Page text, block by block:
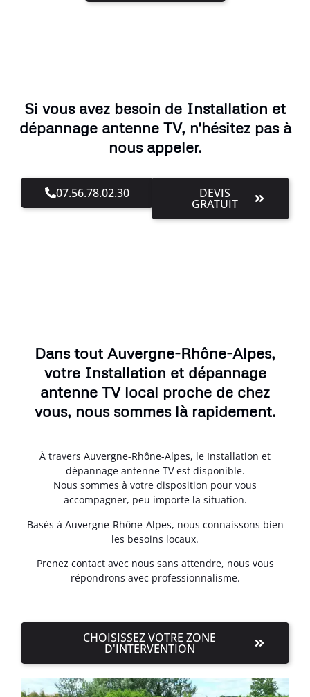
Si vous avez besoin de Installation et
dépannage antenne TV, n'hésitez pas à
nous appeler.
07.56.78.02.30 DEVIS
GRATUIT
Dans tout Auvergne-Rhône-Alpes,
votre Installation et dépannage
antenne TV local proche de chez
vous, nous sommes là rapidement.
À travers Auvergne-Rhône-Alpes, le Installation et
dépannage antenne TV est disponible.
Nous sommes à votre disposition pour vous
accompagner, peu importe la situation.
Basés à Auvergne-Rhône-Alpes, nous connaissons bien
les besoins locaux.
Prenez contact avec nous sans attendre, nous vous
répondrons avec professionnalisme.
CHOISISSEZ VOTRE ZONE
D'INTERVENTION